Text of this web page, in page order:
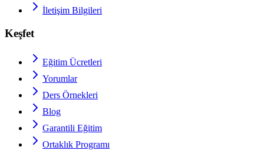
İletişim Bilgileri
Keşfet
Eğitim Ücretleri
Yorumlar
Ders Örnekleri
Blog
Garantili Eğitim
Ortaklık Programı